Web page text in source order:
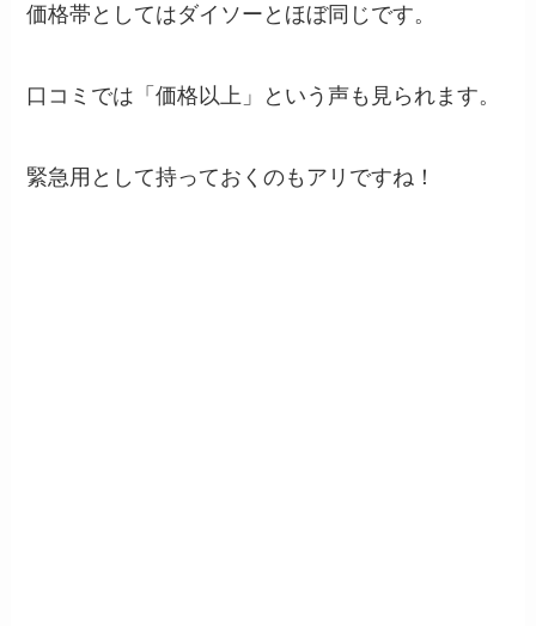
価格帯としてはダイソーとほぼ同じです。
口コミでは「価格以上」という声も見られます。
緊急用として持っておくのもアリですね！